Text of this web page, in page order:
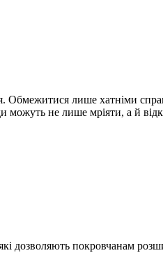
Обмежитися лише хатніми
можуть не лише мріяти, а й
дозволяють покровчанам